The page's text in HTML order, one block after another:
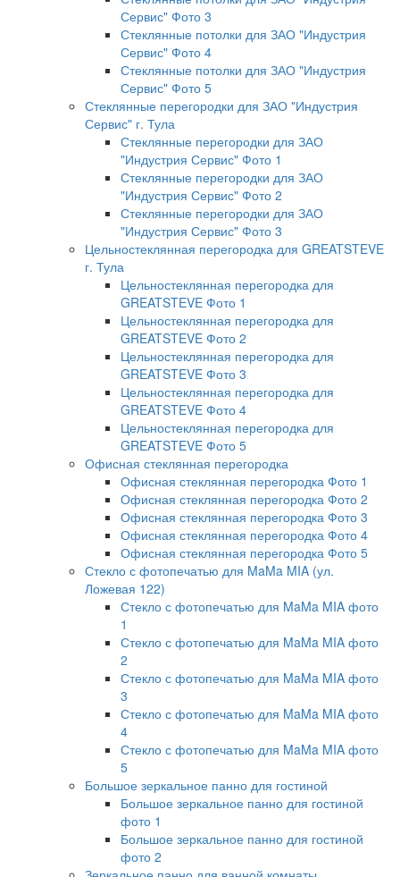
Сервис" Фото 3
Стеклянные потолки для ЗАО "Индустрия
Сервис" Фото 4
Стеклянные потолки для ЗАО "Индустрия
Сервис" Фото 5
Стеклянные перегородки для ЗАО "Индустрия
Сервис" г. Тула
Стеклянные перегородки для ЗАО
"Индустрия Сервис" Фото 1
Стеклянные перегородки для ЗАО
"Индустрия Сервис" Фото 2
Стеклянные перегородки для ЗАО
"Индустрия Сервис" Фото 3
Цельностеклянная перегородка для GREATSTEVE
г. Тула
Цельностеклянная перегородка для
GREATSTEVE Фото 1
Цельностеклянная перегородка для
GREATSTEVE Фото 2
Цельностеклянная перегородка для
GREATSTEVE Фото 3
Цельностеклянная перегородка для
GREATSTEVE Фото 4
Цельностеклянная перегородка для
GREATSTEVE Фото 5
Офисная стеклянная перегородка
Офисная стеклянная перегородка Фото 1
Офисная стеклянная перегородка Фото 2
Офисная стеклянная перегородка Фото 3
Офисная стеклянная перегородка Фото 4
Офисная стеклянная перегородка Фото 5
Стекло с фотопечатью для MaMa MIA (ул.
Ложевая 122)
Стекло с фотопечатью для MaMa MIA фото
1
Стекло с фотопечатью для MaMa MIA фото
2
Стекло с фотопечатью для MaMa MIA фото
3
Стекло с фотопечатью для MaMa MIA фото
4
Стекло с фотопечатью для MaMa MIA фото
5
Большое зеркальное панно для гостиной
Большое зеркальное панно для гостиной
фото 1
Большое зеркальное панно для гостиной
фото 2